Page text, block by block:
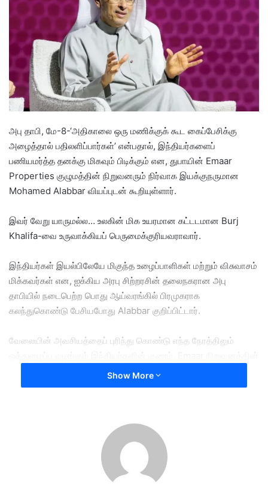
a
n
e
m
a
i
l
அபு தாபி, மே-8-‘அதிகாலை ஒரு மணிக்குக் கூட கைப்பேசிக்கு
அழைத்தால் பதிலளிப்பார்கள்’ என்பதால், இந்தியர்களைப்
பணியமர்த்த தனக்கு மிகவும் பிடிக்கும் என, துபாயின் Emaar
Properties குழுமத்தின் நிறுவனரும் நிர்வாக இயக்குநருமான
Mohamed Alabbar வியப்புடன் கூறியுள்ளார்.
இவர் வேறு யாருமல்ல… உலகின் மிக உயரமான கட்டடமான Burj
Khalifa-வை உருவாக்கியப் பெருமைக்குரியவராவார்.
இந்தியர்கள் இயல்பிலேயே மிகுந்த உழைப்பாளிகள் மற்றும் விசுவாசம்
மிக்கவர்கள் என, ஐக்கிய அரபு சிற்றரசின் தலைநகரான அபு
தாபியில் நடைபெற்ற பொது ஆய்வரங்கில் பிரமுகராக
கலந்துகொண்டு பேசியபோது Alabbar குறிப்பிட்டார்.
வேலையின் அவசியத்தைப் புரிந்து கொண்டு எந்த நேரத்திலும்
பிரம்மாண்ட வளர்ச்சிக்குத் தூணாக இருப்பதாகவும் அவர்
பெருமிதத்துடன் கூறினார்.
திறமையை முறியடித்துவிடும் என்ற பழமொழிக்கேற்ப இந்தியர்கள்
செயல்படுவதால் தான் அவர்களை நான் அதிகம் தேர்வு செய்கிறேன்”
Show More